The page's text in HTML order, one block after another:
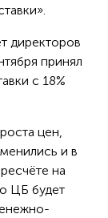
директоров
принял
с 18%
цен,
и в
на
ЦБ будет